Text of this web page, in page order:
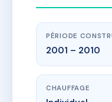
PÉRIODE
2001 – 2010
CHAUFFAGE